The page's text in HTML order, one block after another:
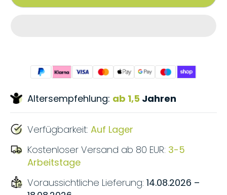
Altersempfehlung: ab 1,5 Jahren
Verfügbarkeit: Auf Lager
Kostenloser Versand ab 80 EUR: 3-5
Arbeitstage
Voraussichtliche Lieferung: 14.08.2026 –